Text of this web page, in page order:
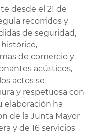
desde el 21 de
recorridos y
de seguridad,
de comercio y
acústicos,
actos se
y respetuosa con
elaboración ha
de la Junta Mayor
y de 16 servicios